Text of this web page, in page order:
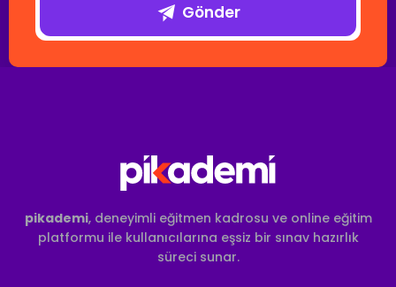
Gönder
pikademi, deneyimli eğitmen kadrosu ve online eğitim
platformu ile kullanıcılarına eşsiz bir sınav hazırlık
süreci sunar.